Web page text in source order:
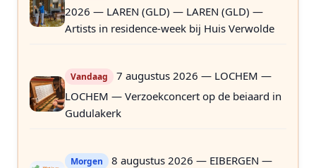
2026 — LAREN (GLD) — LAREN (GLD) —
Artists in residence-week bij Huis Verwolde
Vandaag
7 augustus 2026 — LOCHEM —
LOCHEM — Verzoekconcert op de beiaard in
Gudulakerk
Morgen
8 augustus 2026 — EIBERGEN —